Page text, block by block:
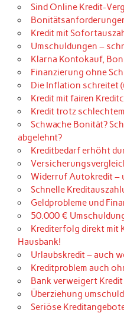
Sind Online Kredit-
Kredit mit
Umschuldungen –
Klarna Kontokauf,
Finanzierung ohne
Die Inflation schreitet
Kredit mit fairen
Kredit trotz
Schwache Bonität?
abgelehnt?
Kreditbedarf erhöht
Widerruf Autokredit –
Schnelle
Geldprobleme und
50.000 €
Krediterfolg direkt mit
Hausbank!
Urlaubskredit – auch
Kreditproblem auch
Bank verweigert
Überziehung
Seriöse